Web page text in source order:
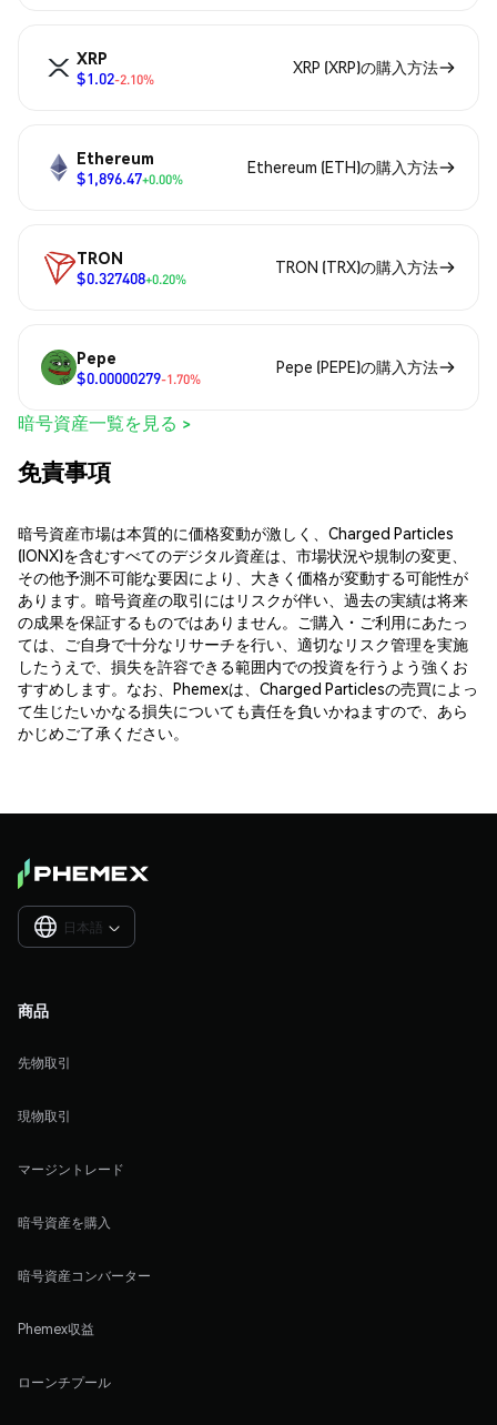
XRP
$1.02-2.10%
XRP (XRP)の購入方法
Ethereum
$1,896.47+0.00%
Ethereum (ETH)の購入方法
TRON
$0.327408+0.20%
TRON (TRX)の購入方法
Pepe
$0.00000279-1.70%
Pepe (PEPE)の購入方法
暗号資産一覧を見る >
免責事項
暗号資産市場は本質的に価格変動が激しく、Charged Particles
(IONX)を含むすべてのデジタル資産は、市場状況や規制の変更、
その他予測不可能な要因により、大きく価格が変動する可能性が
あります。暗号資産の取引にはリスクが伴い、過去の実績は将来
の成果を保証するものではありません。ご購入・ご利用にあたっ
ては、ご自身で十分なリサーチを行い、適切なリスク管理を実施
したうえで、損失を許容できる範囲内での投資を行うよう強くお
すすめします。なお、Phemexは、Charged Particlesの売買によっ
て生じたいかなる損失についても責任を負いかねますので、あら
かじめご了承ください。
日本語 
商品
先物取引
現物取引
マージントレード
暗号資産を購入
暗号資産コンバーター
Phemex収益
ローンチプール